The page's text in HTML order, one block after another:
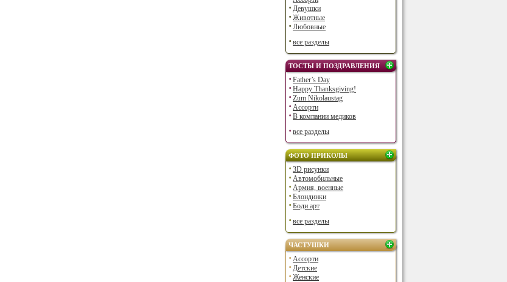
Девушки
Животные
Любовные
все разделы
ТОСТЫ И ПОЗДРАВЛЕНИЯ
Father’s Day
Happy Thanksgiving!
Zum Nikolaustag
Ассорти
В компании медиков
все разделы
ФОТО ПРИКОЛЫ
3D рисунки
Автомобильные
Армия, военные
Блондинки
Боди арт
все разделы
ЧАСТУШКИ
Ассорти
Детские
Женские